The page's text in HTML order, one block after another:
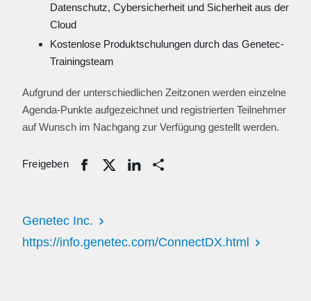
Datenschutz, Cybersicherheit und Sicherheit aus der
Cloud
Kostenlose Produktschulungen durch das Genetec-
Trainingsteam
Aufgrund der unterschiedlichen Zeitzonen werden einzelne
Agenda-Punkte aufgezeichnet und registrierten Teilnehmer
auf Wunsch im Nachgang zur Verfügung gestellt werden.
Freigeben Share
Genetec Inc.
https://info.genetec.com/ConnectDX.html